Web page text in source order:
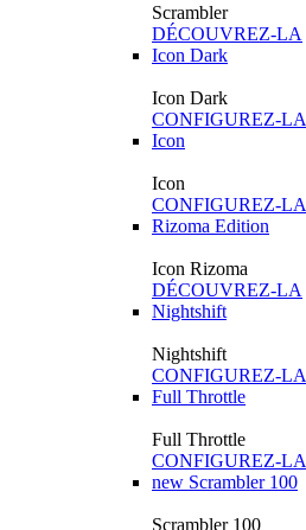
Scrambler
DÉCOUVREZ-LA
Icon Dark
Icon Dark
CONFIGUREZ-LA
Icon
Icon
CONFIGUREZ-LA
Rizoma Edition
Icon Rizoma
DÉCOUVREZ-LA
Nightshift
Nightshift
CONFIGUREZ-LA
Full Throttle
Full Throttle
CONFIGUREZ-LA
new Scrambler 100
Scrambler 100